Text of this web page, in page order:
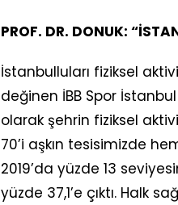
PROF. DR. DONUK:
İstanbulluları fiziksel
değinen İBB Spor
olarak şehrin fiziksel
70’i aşkın tesisimizde
2019’da yüzde 13
yüzde 37,1’e çıktı. Halk